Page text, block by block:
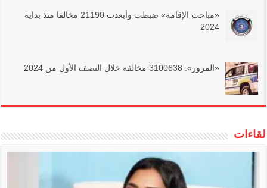
«مباحث الإقامة» ضبطت وأبعدت 21190 مخالفا منذ بداية
2024
«المرور»: 3100638 مخالفة خلال النصف الأول من 2024
لقاءات